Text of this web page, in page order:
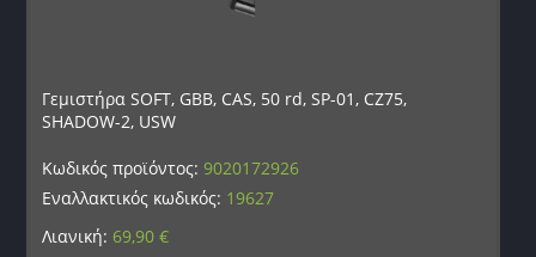
Γεμιστήρα SOFT, GBB, CAS, 50 rd, SP-01, CZ75,
SHADOW-2, USW
Κωδικός προϊόντος:9020172926
Εναλλακτικός κωδικός: 19627
Λιανική: 69,90€